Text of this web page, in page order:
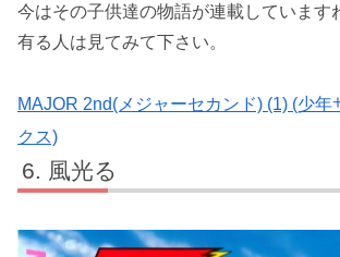
今はその子供達の物語が連載しています
有る人は見てみて下さい。
MAJOR 2nd(メジャーセカンド) (1) (少年
クス)
風光る